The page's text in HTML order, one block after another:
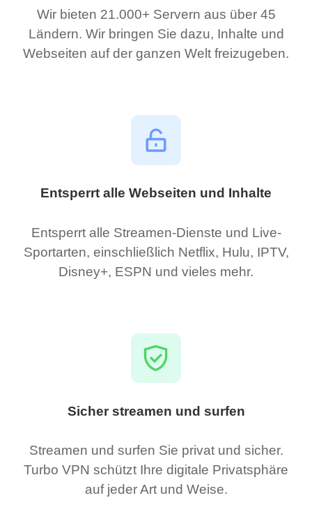
Wir bieten 21.000+ Servern aus über 45
Ländern. Wir bringen Sie dazu, Inhalte und
Webseiten auf der ganzen Welt freizugeben.
Entsperrt alle Webseiten und Inhalte
Entsperrt alle Streamen-Dienste und Live-
Sportarten, einschließlich Netflix, Hulu, IPTV,
Disney+, ESPN und vieles mehr.
Sicher streamen und surfen
Streamen und surfen Sie privat und sicher.
Turbo VPN schützt Ihre digitale Privatsphäre
auf jeder Art und Weise.